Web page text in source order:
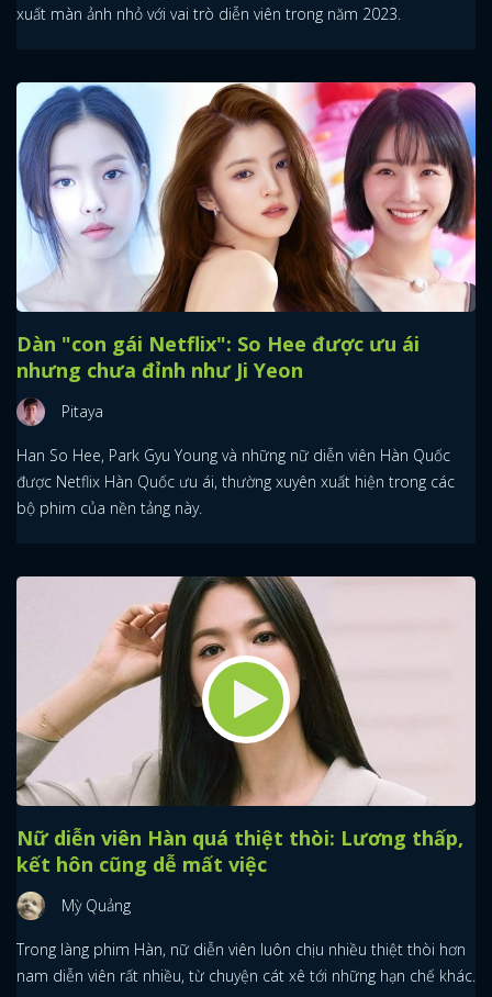
xuất màn ảnh nhỏ với vai trò diễn viên trong năm 2023.
Dàn "con gái Netflix": So Hee được ưu ái
nhưng chưa đỉnh như Ji Yeon
Pitaya
Han So Hee, Park Gyu Young và những nữ diễn viên Hàn Quốc
được Netflix Hàn Quốc ưu ái, thường xuyên xuất hiện trong các
bộ phim của nền tảng này.
Nữ diễn viên Hàn quá thiệt thòi: Lương thấp,
kết hôn cũng dễ mất việc
Mỳ Quảng
Trong làng phim Hàn, nữ diễn viên luôn chịu nhiều thiệt thòi hơn
nam diễn viên rất nhiều, từ chuyện cát xê tới những hạn chế khác.